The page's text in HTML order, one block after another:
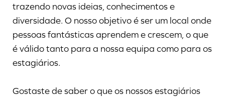
trazendo novas ideias, conhecimentos e
diversidade. O nosso objetivo é ser um local onde
pessoas fantásticas aprendem e crescem, o que
é válido tanto para a nossa equipa como para os
estagiários.
Gostaste de saber o que os nossos estagiários